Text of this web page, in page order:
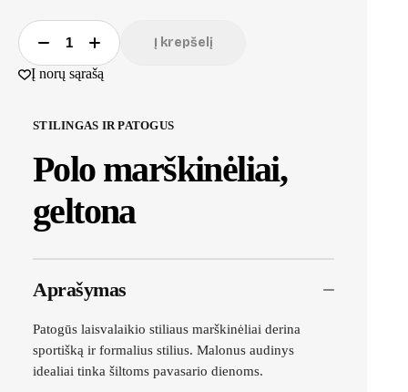
Į krepšelį
Į norų sąrašą
STILINGAS IR PATOGUS
Polo marškinėliai,
geltona
Aprašymas
Patogūs laisvalaikio stiliaus marškinėliai derina
sportišką ir formalius stilius. Malonus audinys
idealiai tinka šiltoms pavasario dienoms.